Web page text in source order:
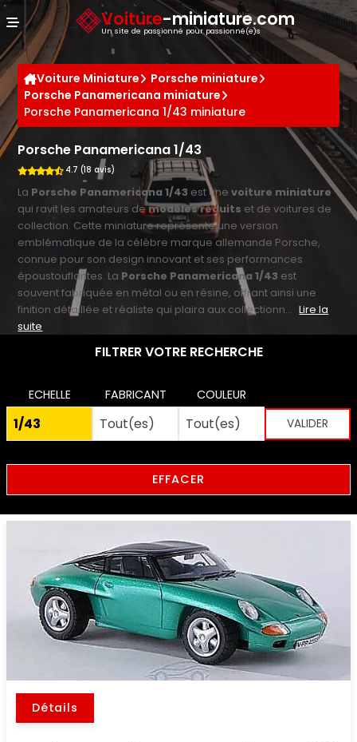
Voiture-miniature.com
Un site de passionné pour passionné(e)s
Voiture Miniature
Porsche miniature
Porsche Panamericana miniature
Porsche Panamericana 1/43 miniature
Porsche Panamericana 1/43
4.7 (18 avis)
La Porsche Panamericana 1/43 est unevoiture miniature
qui ravit les amateurs demodèles réduits et de voitures de
collection. Cette miniature représente une version
emblématique de la célèbre marque allemande Porsche,
connue pour son design innovant et ses performances
époustouflantes. La Porsche Panamericana 1/43 est
souvent fabriquée en métal ou en résine, offrant ainsi une
finition détaillée et réaliste qui plaira aux collectionn... Lire la
suite
FILTRER VOTRE RECHERCHE
ECHELLE FABRICANT COULEUR
EFFACER
Détails
Panneau de gestion des cookies